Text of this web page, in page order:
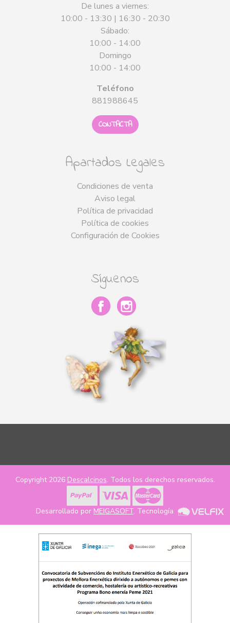
De lunes a viernes:
10:00 - 13:30 | 16:30 - 20:30
Sábado:
10:00 - 14:00
Domingo
10:00 - 14:00
Teléfono
881988645
CONTACTA
Apartados Legales
Condiciones de venta
Aviso legal
Política de privacidad
Política de cookies
Configuración de Cookies
Síguenos
Copyright 2026 Descalcinos. Todos los derechos reservados.
Desarrollado por MEIGASOFT. Tecnología